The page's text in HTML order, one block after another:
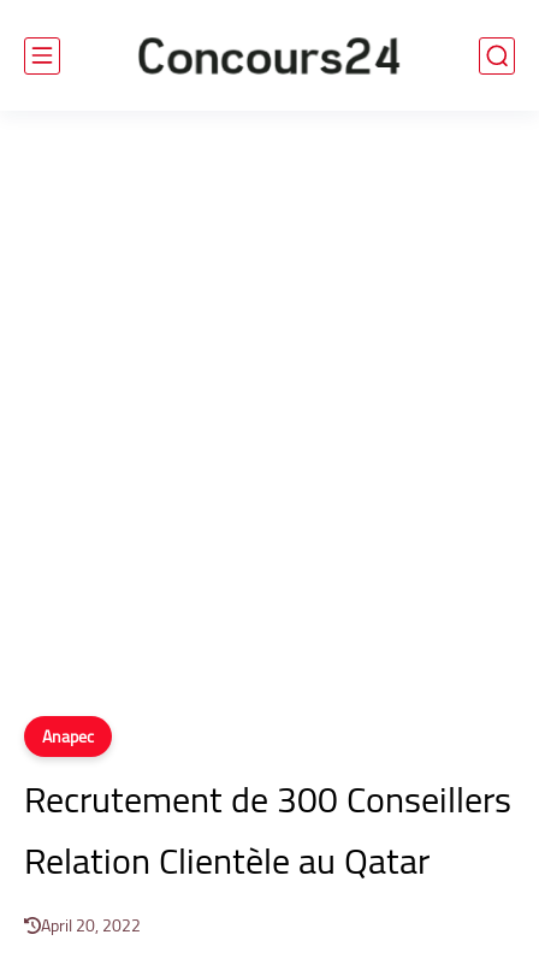
Anapec
Recrutement de 300 Conseillers
Relation Clientèle au Qatar
April 20, 2022